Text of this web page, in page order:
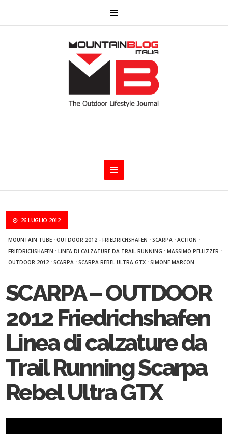
26 LUGLIO 2012
MOUNTAIN TUBE ·OUTDOOR 2012 - FRIEDRICHSHAFEN ·SCARPA ·ACTION ·
FRIEDRICHSHAFEN ·LINEA DI CALZATURE DA TRAIL RUNNING ·MASSIMO PELLIZZER ·
OUTDOOR 2012 ·SCARPA ·SCARPA REBEL ULTRA GTX ·SIMONE MARCON
SCARPA – OUTDOOR
2012 Friedrichshafen
Linea di calzature da
Trail Running Scarpa
Rebel Ultra GTX